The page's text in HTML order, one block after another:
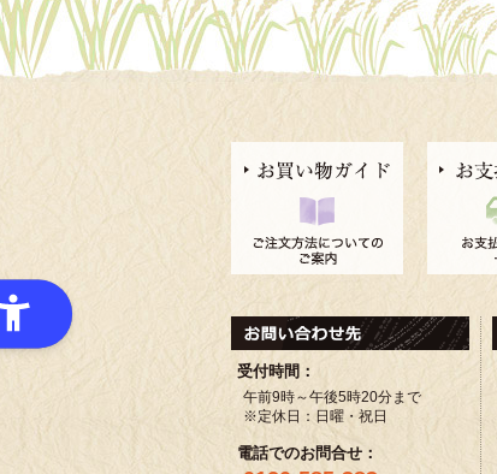
受付時間：
午前9時～午後5時20分まで
※定休日：日曜・祝日
電話でのお問合せ：